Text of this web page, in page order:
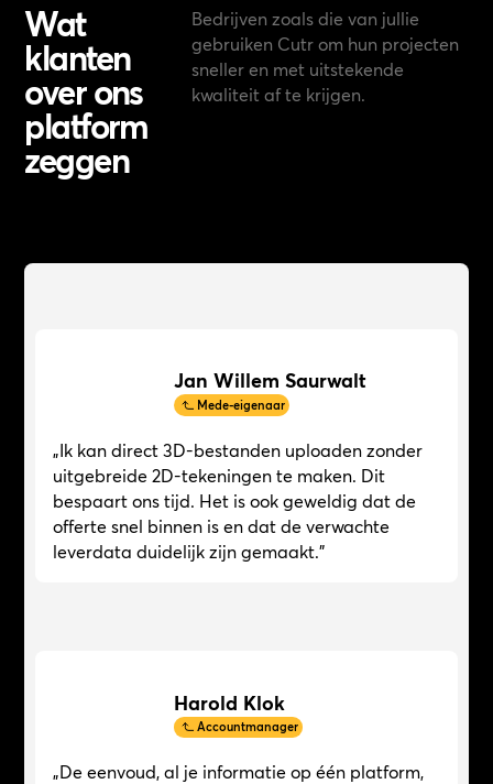
Wat
klanten
over ons
platform
zeggen
Bedrijven zoals die van jullie
gebruiken Cutr om hun projecten
sneller en met uitstekende
kwaliteit af te krijgen.
Jan Willem Saurwalt
Mede-eigenaar
„Ik kan direct 3D-bestanden uploaden zonder
uitgebreide 2D-tekeningen te maken. Dit
bespaart ons tijd. Het is ook geweldig dat de
offerte snel binnen is en dat de verwachte
leverdata duidelijk zijn gemaakt.”
Harold Klok
Accountmanager
„De eenvoud, al je informatie op één platform,